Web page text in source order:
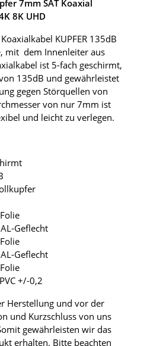
7mm SAT Koaxial
8K UHD
KUPFER 135dB
mit dem Innenleiter aus
ist 5-fach geschirmt,
135dB und gewährleistet
gegen Störquellen von
von nur 7mm ist
und leicht zu verlegen.
Geflecht
Geflecht
+/-0,2
Herstellung und vor der
und Kurzschluss von uns
gewährleisten wir das
erhalten. Bitte beachten